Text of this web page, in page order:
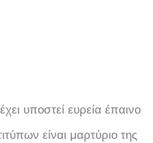
υποστεί ευρεία έπαινο
είναι μαρτύριο της